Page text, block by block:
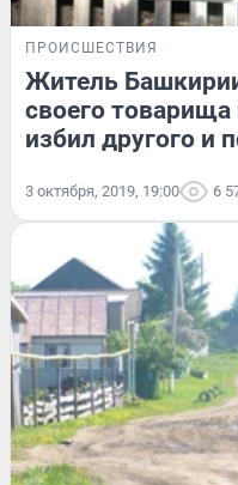
ПРОИСШЕСТВИЯ
Житель
своего
избил другого и
3 октября, 2019, 19:00 6